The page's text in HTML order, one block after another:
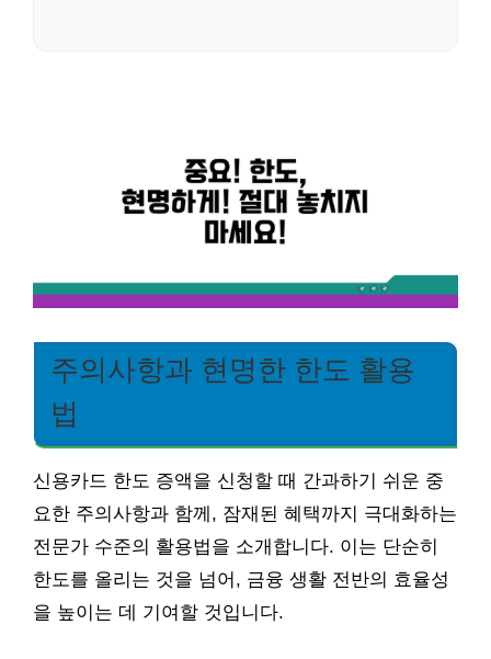
주의사항과 현명한 한도 활용
법
신용카드 한도 증액을 신청할 때 간과하기 쉬운 중
요한 주의사항과 함께, 잠재된 혜택까지 극대화하는
전문가 수준의 활용법을 소개합니다. 이는 단순히
한도를 올리는 것을 넘어, 금융 생활 전반의 효율성
을 높이는 데 기여할 것입니다.